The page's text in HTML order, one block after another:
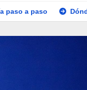
Dónde invertir